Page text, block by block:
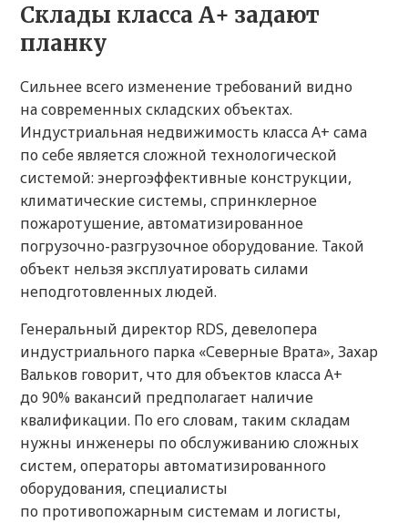
Склады класса А+ задают
планку
Сильнее всего изменение требований видно
на современных складских объектах.
Индустриальная недвижимость класса А+ сама
по себе является сложной технологической
системой: энергоэффективные конструкции,
климатические системы, спринклерное
пожаротушение, автоматизированное
погрузочно-разгрузочное оборудование. Такой
объект нельзя эксплуатировать силами
неподготовленных людей.
Генеральный директор RDS, девелопера
индустриального парка «Северные Врата», Захар
Вальков говорит, что для объектов класса А+
до 90% вакансий предполагает наличие
квалификации. По его словам, таким складам
нужны инженеры по обслуживанию сложных
систем, операторы автоматизированного
оборудования, специалисты
по противопожарным системам и логисты,